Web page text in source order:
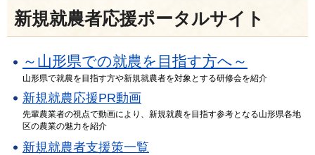
新規就農者応援ポータルサイト
～山形県での就農を目指す方へ～
山形県で就農を目指す方や新規就農者を対象とする研修会を紹介
新規就農応援PR動画
先輩農業者の視点で動画により、新規就農を目指す参考となる山形県各地
区の農業の魅力を紹介
新規就農者支援策一覧